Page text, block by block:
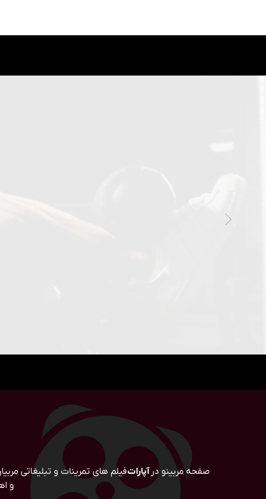
صفحه مربینو در آپاراتفیلم های تمرینات و تبلیغاتی
و